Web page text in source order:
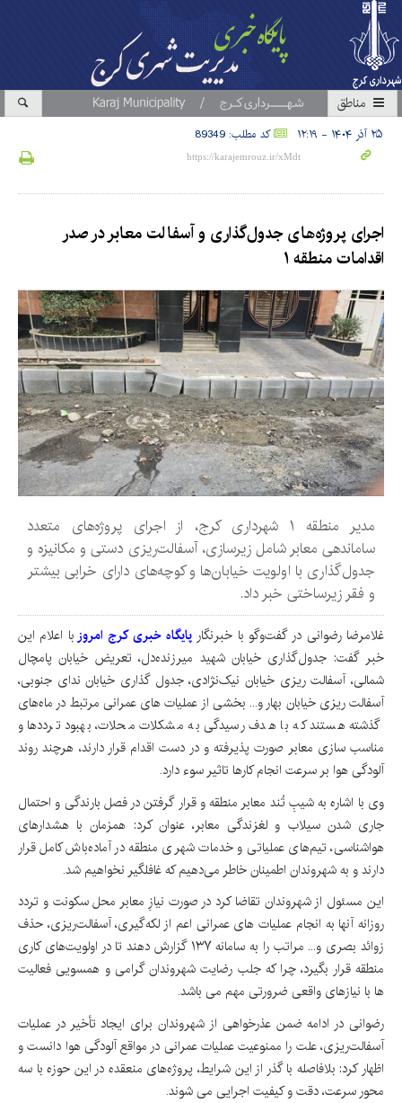
مناطق
۲۵ آذر ۱۴۰۴ - ۱۲:۱۹ کد مطلب: 89349
اجرای پروژه‌های جدول‌گذاری و آسفالت معابر در صدر
اقدامات منطقه ۱
مدیر منطقه ۱ شهرداری کرج، از اجرای پروژه‌های متعدد
ساماندهی معابر شامل زیرسازی، آسفالت‌ریزی دستی و مکانیزه و
جدول‌گذاری با اولویت خیابان‌ها و کوچه‌های دارای خرابی بیشتر
و فقر زیرساختی خبر داد.
غلامرضا رضوانی در گفت‌وگو با خبرنگارپایگاه خبری کرج امروزبا اعلام این
خبر گفت: جدول‌گذاری خیابان شهید میرزنده‌دل، تعریض خیابان پامچال
شمالی، آسفالت ریزی خیابان نیک‌نژادی، جدول گذاری خیابان ندای جنوبی،
آسفالت ریزی خیابان بهار و... بخشی از عملیات های عمرانی مرتبط در ماه‌های
گذشته هستند که با هدف رسیدگی به مشکلات محلات، بهبود ترددها و
مناسب سازی معابر صورت پذیرفته و در دست اقدام قرار دارند، هرچند روند
آلودگی هوا بر سرعت انجام کارها تاثیر سوء دارد.
وی با اشاره به شیبِ تُند معابر منطقه و قرار گرفتن در فصل بارندگی و احتمال
جاری شدن سیلاب و لغزندگی معابر، عنوان کرد: همزمان با هشدارهای
هواشناسی، تیم‌های عملیاتی و خدمات شهری منطقه در آماده‌باش کامل قرار
دارند و به شهروندان اطمینان خاطر می‌دهیم که غافلگیر نخواهیم شد.
این مسئول از شهروندان تقاضا کرد در صورت نیازِ معابر محل سکونت و تردد
روزانه آنها به انجام عملیات های عمرانی اعم از لکه‌گیری، آسفالت‌ریزی، حذف
زوائد بصری و... مراتب را به سامانه ۱۳۷ گزارش دهند تا در اولویت‌های کاری
منطقه قرار بگیرد، چرا که جلب رضایت شهروندان گرامی و همسویی فعالیت
ها با نیازهای واقعی ضرورتی مهم می باشد.
رضوانی در ادامه ضمن عذرخواهی از شهروندان برای ایجاد تأخیر در عملیات
آسفالت‌ریزی، علت را ممنوعیت عملیات عمرانی در مواقع آلودگی هوا دانست و
اظهار کرد: بلافاصله با گذر از این شرایط، پروژه‌های منعقده در این حوزه با سه
محور سرعت، دقت و کیفیت اجرایی می شوند.